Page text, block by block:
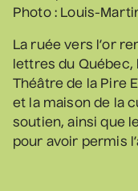
Photo : Louis-
La ruée vers l’or
lettres du Québec,
Théâtre de la Pire
et la maison de la
soutien, ainsi que
pour avoir permis